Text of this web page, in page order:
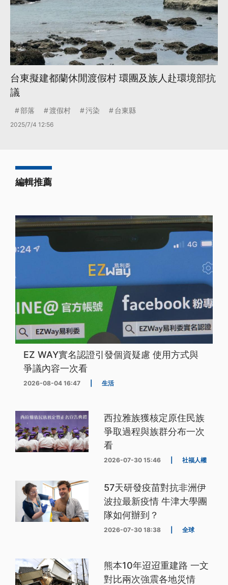
台東擬建都蘭休閒渡假村 環團及族人赴環境部抗
議
部落 渡假村 污染 台東縣
2025/7/4 12:56
編輯推薦
EZ WAY實名認證引發個資疑慮 使用方式與
爭議內容一次看
2026-08-04 16:47 生活
西拉雅族獲核定原住民族
爭取過程與族群分布一次
看
2026-07-30 15:46 社福人權
57天研發疫苗對抗非洲伊
波拉最新疫情 牛津大學團
隊如何辦到？
2026-07-30 18:38 全球
熊本10年迢迢重建路 一文
對比兩次強震各地災情